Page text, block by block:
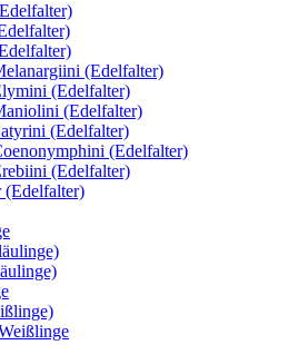
(Edelfalter)
(Edelfalter)
(Edelfalter)
(Edelfalter)
(Edelfalter)
(Edelfalter)
(Edelfalter)